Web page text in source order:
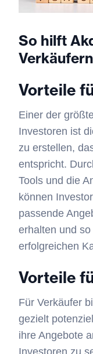
So hilft
Verkäufern
Vorteile
Einer der
Investoren ist
zu erstellen,
entspricht.
Tools und die
können
passende
erhalten und
erfolgreichen
Vorteile
Für Verkäufer
gezielt
ihre Angebote
Investoren zu